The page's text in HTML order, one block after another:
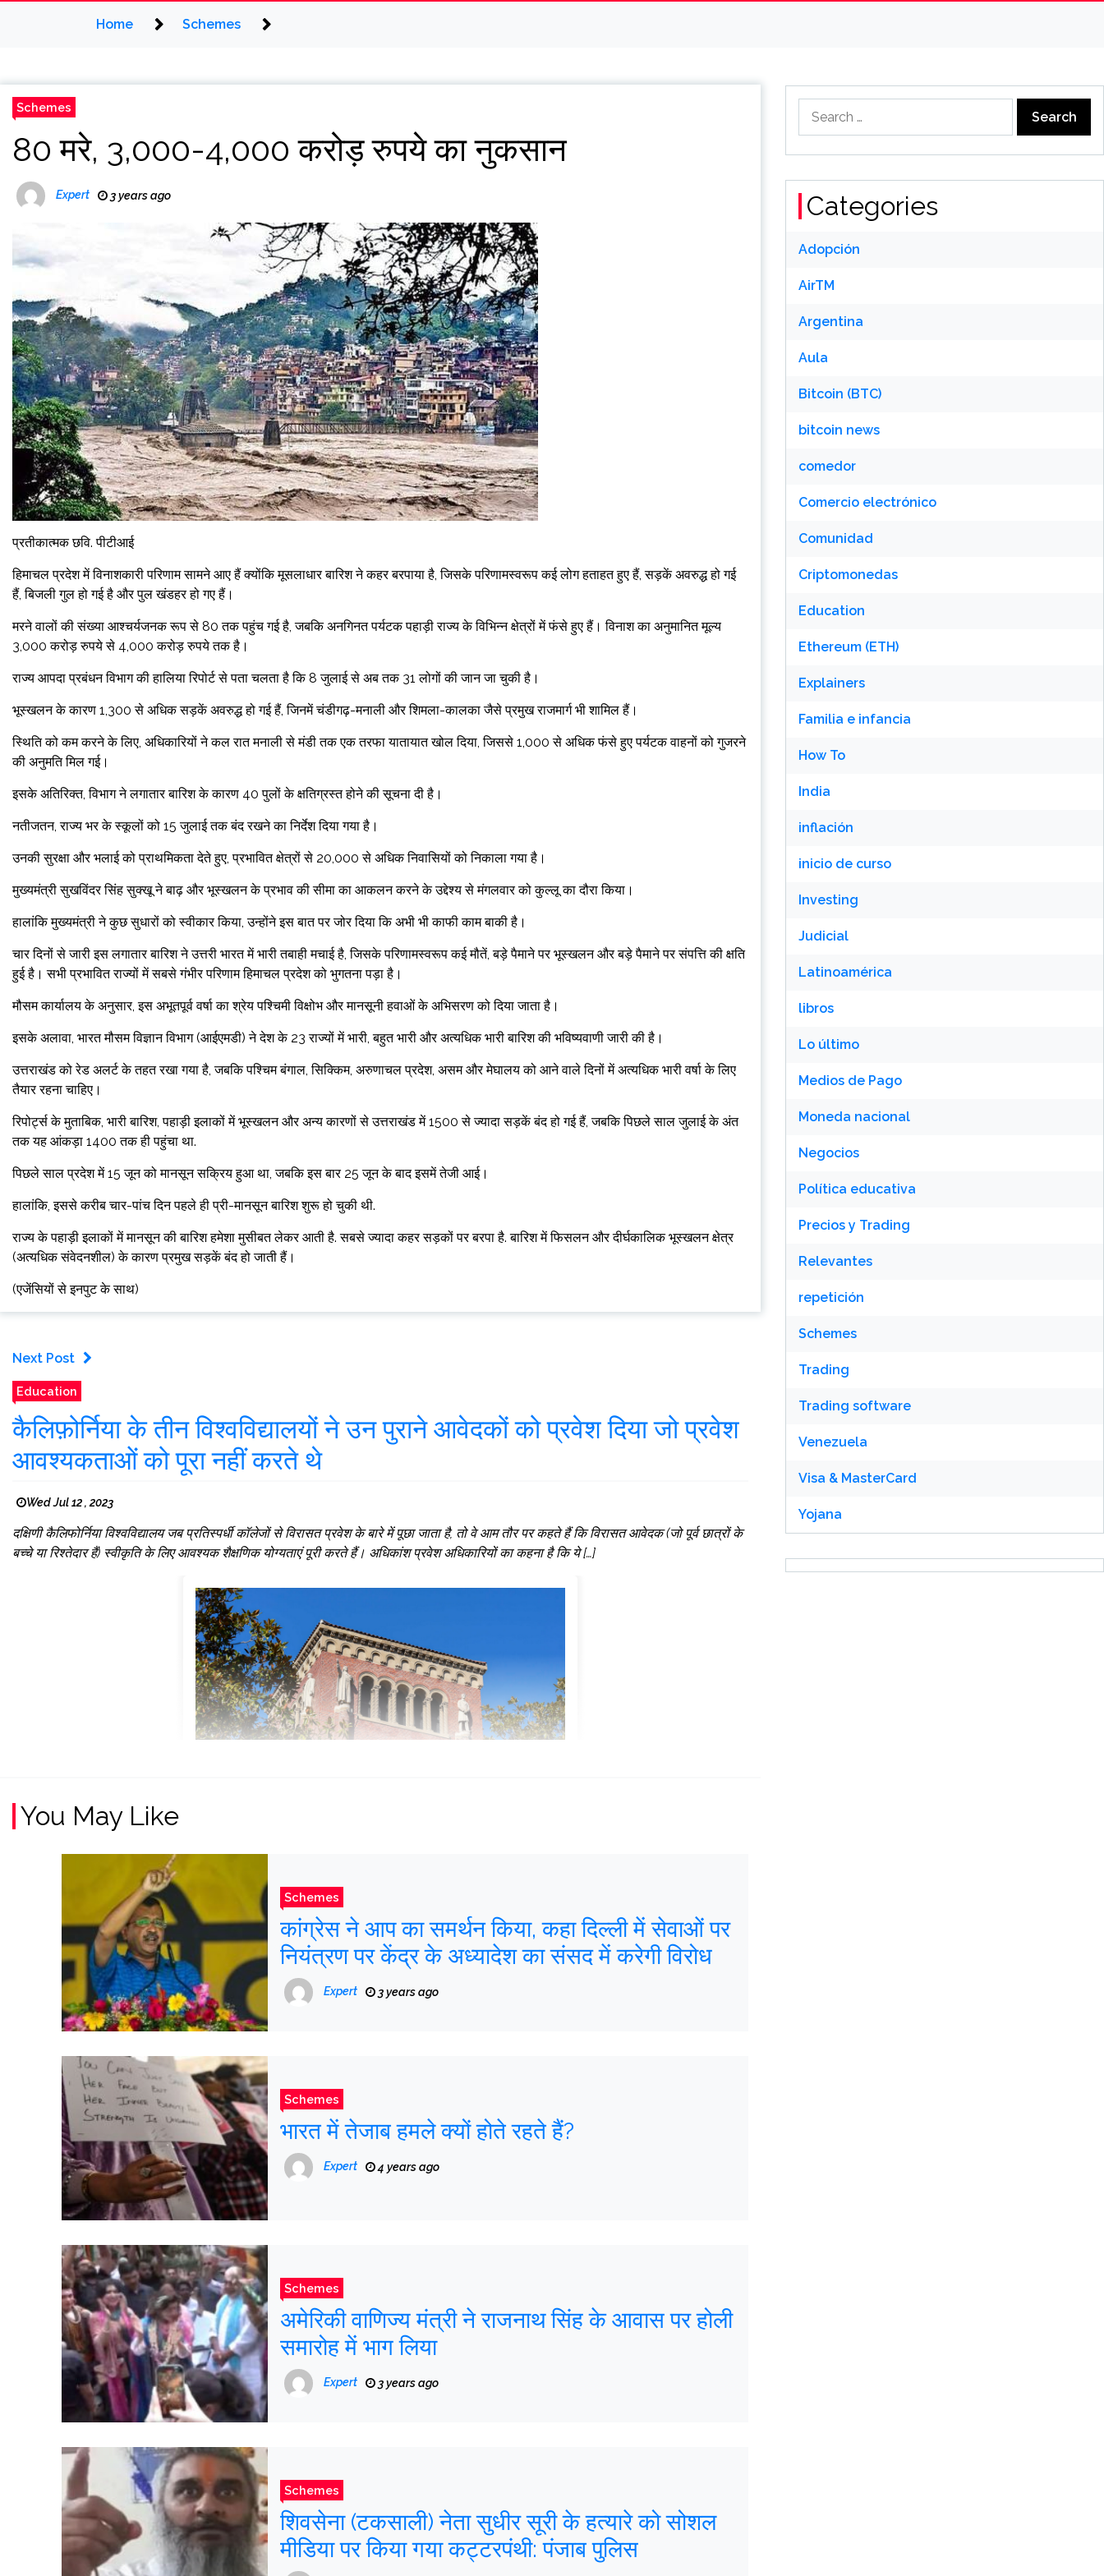
Home Schemes
Schemes
80 मरे, 3,000-4,000 करोड़ रुपये का नुकसान
Expert 3 years ago
प्रतीकात्मक छवि. पीटीआई
हिमाचल प्रदेश में विनाशकारी परिणाम सामने आए हैं क्योंकि मूसलाधार बारिश ने कहर बरपाया है, जिसके परिणामस्वरूप कई लोग हताहत हुए हैं, सड़कें अवरुद्ध हो गई
हैं, बिजली गुल हो गई है और पुल खंडहर हो गए हैं।
मरने वालों की संख्या आश्चर्यजनक रूप से 80 तक पहुंच गई है, जबकि अनगिनत पर्यटक पहाड़ी राज्य के विभिन्न क्षेत्रों में फंसे हुए हैं। विनाश का अनुमानित मूल्य
3,000 करोड़ रुपये से 4,000 करोड़ रुपये तक है।
राज्य आपदा प्रबंधन विभाग की हालिया रिपोर्ट से पता चलता है कि 8 जुलाई से अब तक 31 लोगों की जान जा चुकी है।
भूस्खलन के कारण 1,300 से अधिक सड़कें अवरुद्ध हो गई हैं, जिनमें चंडीगढ़-मनाली और शिमला-कालका जैसे प्रमुख राजमार्ग भी शामिल हैं।
स्थिति को कम करने के लिए, अधिकारियों ने कल रात मनाली से मंडी तक एक तरफा यातायात खोल दिया, जिससे 1,000 से अधिक फंसे हुए पर्यटक वाहनों को गुजरने
की अनुमति मिल गई।
इसके अतिरिक्त, विभाग ने लगातार बारिश के कारण 40 पुलों के क्षतिग्रस्त होने की सूचना दी है।
नतीजतन, राज्य भर के स्कूलों को 15 जुलाई तक बंद रखने का निर्देश दिया गया है।
उनकी सुरक्षा और भलाई को प्राथमिकता देते हुए, प्रभावित क्षेत्रों से 20,000 से अधिक निवासियों को निकाला गया है।
मुख्यमंत्री सुखविंदर सिंह सुक्खू ने बाढ़ और भूस्खलन के प्रभाव की सीमा का आकलन करने के उद्देश्य से मंगलवार को कुल्लू का दौरा किया।
हालांकि मुख्यमंत्री ने कुछ सुधारों को स्वीकार किया, उन्होंने इस बात पर जोर दिया कि अभी भी काफी काम बाकी है।
चार दिनों से जारी इस लगातार बारिश ने उत्तरी भारत में भारी तबाही मचाई है, जिसके परिणामस्वरूप कई मौतें, बड़े पैमाने पर भूस्खलन और बड़े पैमाने पर संपत्ति की क्षति
हुई है। सभी प्रभावित राज्यों में सबसे गंभीर परिणाम हिमाचल प्रदेश को भुगतना पड़ा है।
मौसम कार्यालय के अनुसार, इस अभूतपूर्व वर्षा का श्रेय पश्चिमी विक्षोभ और मानसूनी हवाओं के अभिसरण को दिया जाता है।
इसके अलावा, भारत मौसम विज्ञान विभाग (आईएमडी) ने देश के 23 राज्यों में भारी, बहुत भारी और अत्यधिक भारी बारिश की भविष्यवाणी जारी की है।
उत्तराखंड को रेड अलर्ट के तहत रखा गया है, जबकि पश्चिम बंगाल, सिक्किम, अरुणाचल प्रदेश, असम और मेघालय को आने वाले दिनों में अत्यधिक भारी वर्षा के लिए
तैयार रहना चाहिए।
रिपोर्ट्स के मुताबिक, भारी बारिश, पहाड़ी इलाकों में भूस्खलन और अन्य कारणों से उत्तराखंड में 1500 से ज्यादा सड़कें बंद हो गई हैं, जबकि पिछले साल जुलाई के अंत
तक यह आंकड़ा 1400 तक ही पहुंचा था.
पिछले साल प्रदेश में 15 जून को मानसून सक्रिय हुआ था, जबकि इस बार 25 जून के बाद इसमें तेजी आई।
हालांकि, इससे करीब चार-पांच दिन पहले ही प्री-मानसून बारिश शुरू हो चुकी थी.
राज्य के पहाड़ी इलाकों में मानसून की बारिश हमेशा मुसीबत लेकर आती है. सबसे ज्यादा कहर सड़कों पर बरपा है. बारिश में फिसलन और दीर्घकालिक भूस्खलन क्षेत्र
(अत्यधिक संवेदनशील) के कारण प्रमुख सड़कें बंद हो जाती हैं।
(एजेंसियों से इनपुट के साथ)
Next Post
Education
कैलिफ़ोर्निया के तीन विश्वविद्यालयों ने उन पुराने आवेदकों को प्रवेश दिया जो प्रवेश
आवश्यकताओं को पूरा नहीं करते थे
Wed Jul 12 , 2023
दक्षिणी कैलिफोर्निया विश्वविद्यालय जब प्रतिस्पर्धी कॉलेजों से विरासत प्रवेश के बारे में पूछा जाता है, तो वे आम तौर पर कहते हैं कि विरासत आवेदक (जो पूर्व छात्रों के
बच्चे या रिश्तेदार हैं) स्वीकृति के लिए आवश्यक शैक्षणिक योग्यताएं पूरी करते हैं। अधिकांश प्रवेश अधिकारियों का कहना है कि ये […]
You May Like
Schemes
कांग्रेस ने आप का समर्थन किया, कहा दिल्ली में सेवाओं पर
नियंत्रण पर केंद्र के अध्यादेश का संसद में करेगी विरोध
Expert 3 years ago
Schemes
भारत में तेजाब हमले क्यों होते रहते हैं?
Expert 4 years ago
Schemes
अमेरिकी वाणिज्य मंत्री ने राजनाथ सिंह के आवास पर होली
समारोह में भाग लिया
Expert 3 years ago
Schemes
शिवसेना (टकसाली) नेता सुधीर सूरी के हत्यारे को सोशल
मीडिया पर किया गया कट्टरपंथी: पंजाब पुलिस
for:
Categories
Adopción
AirTM
Argentina
Aula
Bitcoin (BTC)
bitcoin news
comedor
Comercio electrónico
Comunidad
Criptomonedas
Education
Ethereum (ETH)
Explainers
Familia e infancia
How To
India
inflación
inicio de curso
Investing
Judicial
Latinoamérica
libros
Lo último
Medios de Pago
Moneda nacional
Negocios
Política educativa
Precios y Trading
Relevantes
repetición
Schemes
Trading
Trading software
Venezuela
Visa & MasterCard
Yojana